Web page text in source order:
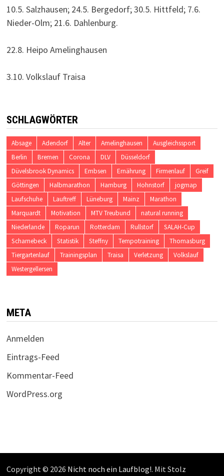
10.5. Salzhausen; 24.5. Bergedorf; 30.5. Hittfeld; 7.6.
Nieder-Olm; 21.6. Dahlenburg.
22.8. Heipo Amelinghausen
3.10. Volkslauf Traisa
SCHLAGWÖRTER
Absage Adendorf Alter Amelinghausen
Ausgleichssport
Berlin
Bremen Corona DLV
Düsseldorf
Düvelsbrook Dynamics
Embsen Ernährung Firmenlauf
Greif
Göttingen
Halbmarathon Hamburg Hohnstorf
jogmap
Laufschuhe
Lauftreff Lüneburg Mainz
Marathon
Marquardt
Motivation MTV Treubund
natural running
Niederlande
Roparun Rotterdam Rullstorf
SALAH-Cup
Scharnebeck
Statistik Steffny Tempotraining
Thomasburg
Tiergartenlauf
Trainingsplan Traisa Verletzung
Volkslauf
Westergellersen
META
Anmelden
Eintrags-Feed
Kommentar-Feed
WordPress.org
Copyright © 2026 Nicht noch ein Laufblog!. Mit Stolz